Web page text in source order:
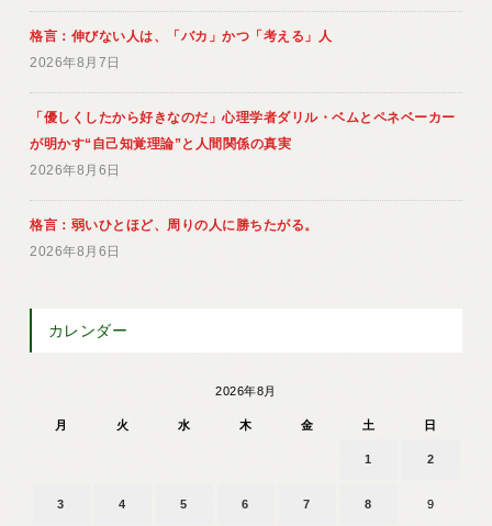
格言：伸びない人は、「バカ」かつ「考える」人
2026年8月7日
「優しくしたから好きなのだ」心理学者ダリル・ベムとペネベーカー
が明かす“自己知覚理論”と人間関係の真実
2026年8月6日
格言：弱いひとほど、周りの人に勝ちたがる。
2026年8月6日
カレンダー
2026年8月
月 火 水 木 金 土 日
1 2
3 4 5 6 7 8 9